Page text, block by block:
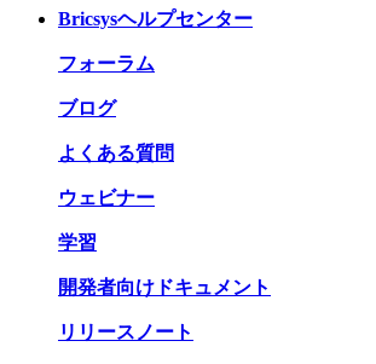
Bricsysヘルプセンター
フォーラム
ブログ
よくある質問
ウェビナー
学習
開発者向けドキュメント
リリースノート